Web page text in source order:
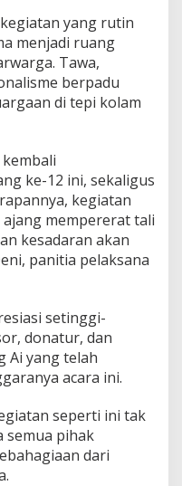
yang rutin
menjadi ruang
Tawa,
berpadu
di tepi kolam
ke-12 ini, sekaligus
kegiatan
mempererat tali
kesadaran akan
panitia pelaksana
setinggi-
donatur, dan
Ai yang telah
acara ini.
seperti ini tak
semua pihak
dari